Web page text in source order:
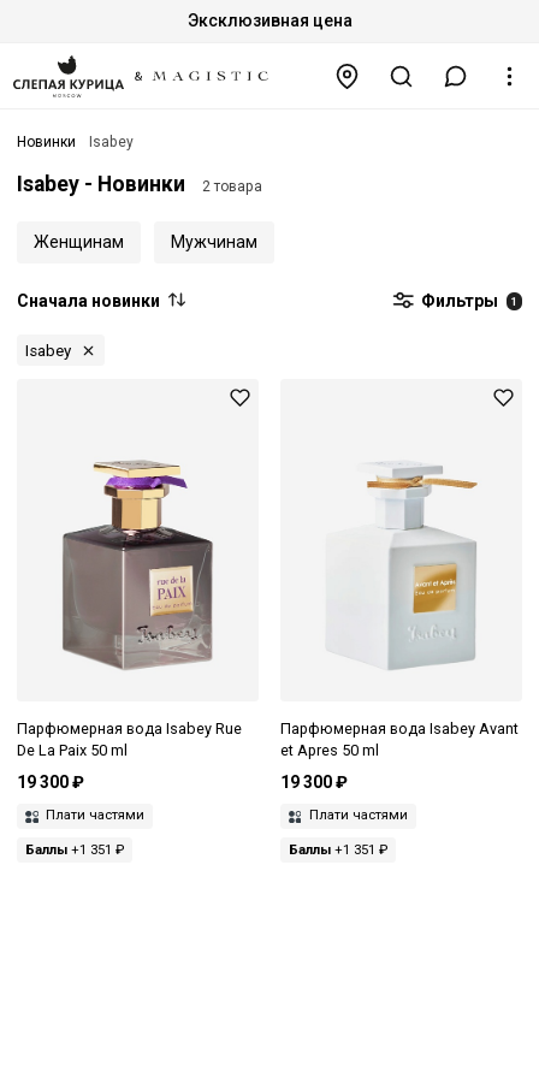
Эксклюзивная цена
Новинки Isabey
Isabey - Новинки 2 товара
Женщинам Мужчинам
Сначала новинки Фильтры 1
Isabey
Парфюмерная вода Isabey Rue
De La Paix 50 ml
19 300 ₽
Плати частями
Баллы +1 351 ₽
Парфюмерная вода Isabey Avant
et Apres 50 ml
19 300 ₽
Плати частями
Баллы+1 351 ₽